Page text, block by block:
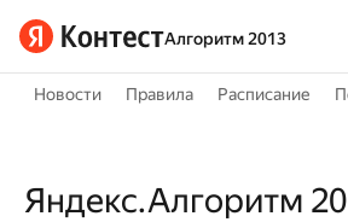
Алгоритм 2013
Новости Правила Расписание
Яндекс.Алгоритм